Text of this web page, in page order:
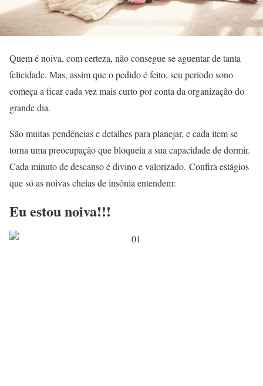
Quem é noiva, com certeza, não consegue se aguentar de tanta
felicidade. Mas, assim que o pedido é feito, seu período sono
começa a ficar cada vez mais curto por conta da organização do
grande dia.
São muitas pendências e detalhes para planejar, e cada item se
torna uma preocupação que bloqueia a sua capacidade de dormir.
Cada minuto de descanso é divino e valorizado. Confira estágios
que só as noivas cheias de insônia entendem:
Eu estou noiva!!!